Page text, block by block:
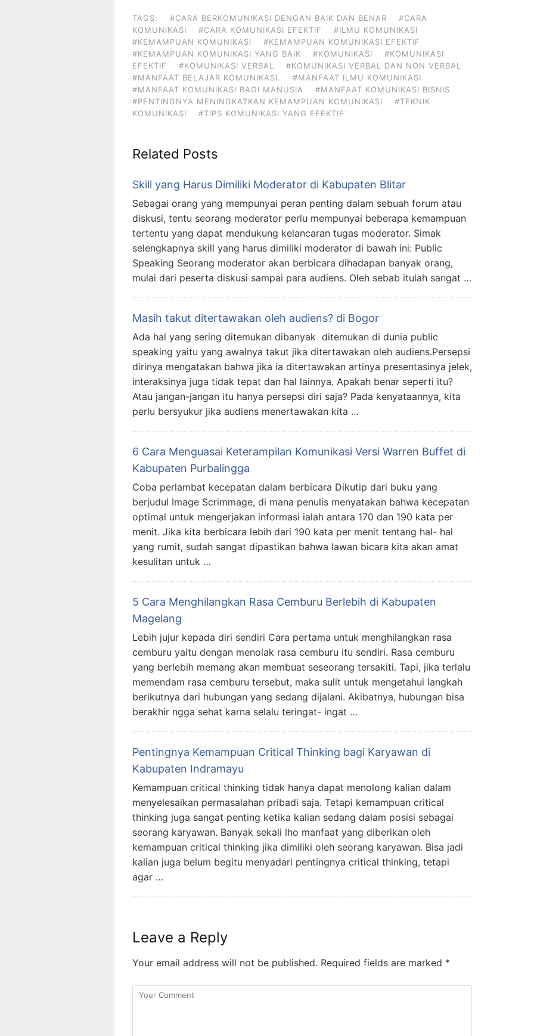
TAGS: #CARA BERKOMUNIKASI DENGAN BAIK DAN BENAR
#CARA
KOMUNIKASI
#CARA KOMUNIKASI EFEKTIF
#ILMU KOMUNIKASI
#KEMAMPUAN KOMUNIKASI
#KEMAMPUAN KOMUNIKASI EFEKTIF
#KEMAMPUAN KOMUNIKASI YANG BAIK
#KOMUNIKASI
#KOMUNIKASI
EFEKTIF
#KOMUNIKASI VERBAL
#KOMUNIKASI VERBAL DAN NON VERBAL
#MANFAAT BELAJAR KOMUNIKASI.
#MANFAAT ILMU KOMUNIKASI
#MANFAAT KOMUNIKASI BAGI MANUSIA
#MANFAAT KOMUNIKASI BISNIS
#PENTINGNYA MENINGKATKAN KEMAMPUAN KOMUNIKASI
#TEKNIK
KOMUNIKASI
#TIPS KOMUNIKASI YANG EFEKTIF
Related Posts
Skill yang Harus Dimiliki Moderator di Kabupaten Blitar
Sebagai orang yang mempunyai peran penting dalam sebuah forum atau
diskusi, tentu seorang moderator perlu mempunyai beberapa kemampuan
tertentu yang dapat mendukung kelancaran tugas moderator. Simak
selengkapnya skill yang harus dimiliki moderator di bawah ini: Public
Speaking Seorang moderator akan berbicara dihadapan banyak orang,
mulai dari peserta diskusi sampai para audiens. Oleh sebab itulah sangat …
Masih takut ditertawakan oleh audiens? di Bogor
Ada hal yang sering ditemukan dibanyak ditemukan di dunia public
speaking yaitu yang awalnya takut jika ditertawakan oleh audiens.Persepsi
dirinya mengatakan bahwa jika ia ditertawakan artinya presentasinya jelek,
interaksinya juga tidak tepat dan hal lainnya. Apakah benar seperti itu?
Atau jangan-jangan itu hanya persepsi diri saja? Pada kenyataannya, kita
perlu bersyukur jika audiens menertawakan kita …
6 Cara Menguasai Keterampilan Komunikasi Versi Warren Buffet di
Kabupaten Purbalingga
Coba perlambat kecepatan dalam berbicara Dikutip dari buku yang
berjudul Image Scrimmage, di mana penulis menyatakan bahwa kecepatan
optimal untuk mengerjakan informasi ialah antara 170 dan 190 kata per
menit. Jika kita berbicara lebih dari 190 kata per menit tentang hal- hal
yang rumit, sudah sangat dipastikan bahwa lawan bicara kita akan amat
kesulitan untuk …
5 Cara Menghilangkan Rasa Cemburu Berlebih di Kabupaten
Magelang
Lebih jujur kepada diri sendiri Cara pertama untuk menghilangkan rasa
cemburu yaitu dengan menolak rasa cemburu itu sendiri. Rasa cemburu
yang berlebih memang akan membuat seseorang tersakiti. Tapi, jika terlalu
memendam rasa cemburu tersebut, maka sulit untuk mengetahui langkah
berikutnya dari hubungan yang sedang dijalani. Akibatnya, hubungan bisa
berakhir ngga sehat karna selalu teringat- ingat …
Pentingnya Kemampuan Critical Thinking bagi Karyawan di
Kabupaten Indramayu
Kemampuan critical thinking tidak hanya dapat menolong kalian dalam
menyelesaikan permasalahan pribadi saja. Tetapi kemampuan critical
thinking juga sangat penting ketika kalian sedang dalam posisi sebagai
seorang karyawan. Banyak sekali lho manfaat yang diberikan oleh
kemampuan critical thinking jika dimiliki oleh seorang karyawan. Bisa jadi
kalian juga belum begitu menyadari pentingnya critical thinking, tetapi
agar …
Leave a Reply
Your email address will not be published. Required fields are marked *